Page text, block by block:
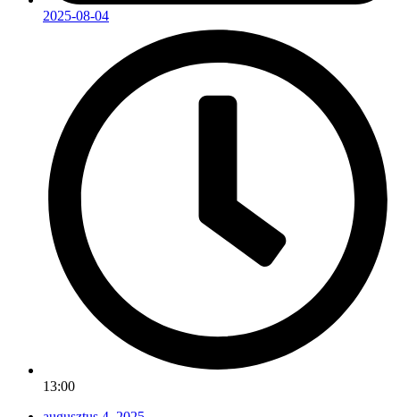
2025-08-04
13:00